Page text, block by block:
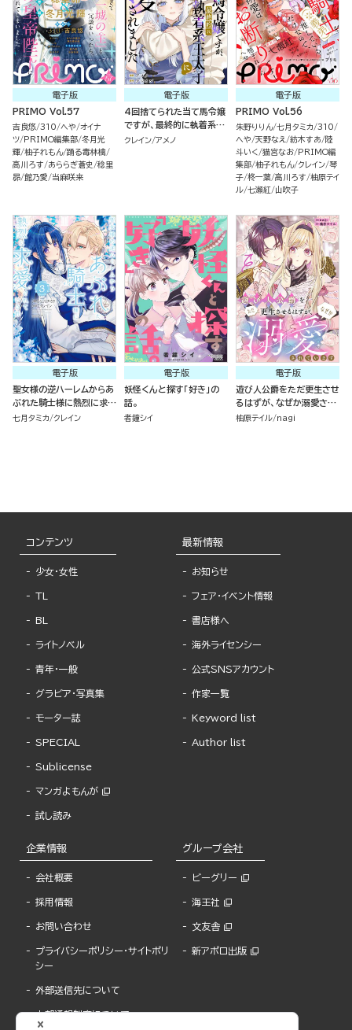
電子版
PRIMO Vol.57
吉良悠 310 へや オイナ
ツ
PRIMO編集部 冬月光
輝 柚子れもん 踊る毒林檎
高川ろす
あららぎ蒼史
稔里
昴 館乃愛 当麻咲来
電子版
4回捨てられた当て馬令嬢
ですが、最終的に執着系王
太子に溺愛されました（単
クレイン アメノ
電子版
PRIMO Vol.56
朱野りりん 七月タミカ 310
へや 天野なえ 紡木すあ
陸
斗いく 猫宮なお
PRIMO編
集部 柚子れもん クレイン 琴
子 柊一葉 高川ろす 柚原テイ
ル 七瀬紅 山吹子
電子版
聖女様の逆ハーレムからあ
ぶれた騎士様に熱烈に求愛
されている件 （3）
七月タミカ クレイン
電子版
妖怪くんと探す「好き」の
話。
者鐘シイ
電子版
遊び人公爵をただ更生させ
るはずが、なぜか溺愛され
ています（単話版）
柚原テイル nagi
コンテンツ
少女・女性
TL
BL
ライトノベル
青年・一般
グラビア・写真集
モーター誌
SPECIAL
Sublicense
マンガよもんが
試し読み
最新情報
お知らせ
フェア・イベント情報
書店様へ
海外ライセンシー
公式SNSアカウント
作家一覧
Keyword list
Author list
企業情報
会社概要
採用情報
お問い合わせ
プライバシーポリシー・サイトポリ
シー
外部送信先について
内部通報制度について
グループ会社
ビーグリー
海王社
文友舎
新アポロ出版